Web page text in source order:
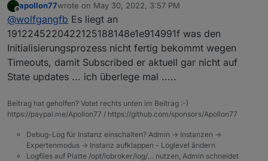
Hier der Log. Adapter gestoppt und dann wieder
gestartet. Soll ich das ganze auch mit einem
Schaltvorgang machen?
Ich kann das ganze nicht in Code Tags setzen
weil der Post dann zu groß wird.
Hier als Datei:
meros_start.txt
Offline
apollon77wrote on May 30, 2022, 3:57 PM
last edited by
@wolfgangfb Es liegt an
1912245220422125188148e1e914991f was den
Initialisierungsprozess nicht fertig bekommt wegen
Timeouts, damit Subscribed er aktuell gar nicht auf
State updates ... ich überlege mal .....
Beitrag hat geholfen? Votet rechts unten im Beitrag :-)
https://paypal.me/Apollon77 / https://github.com/sponsors/Apollon77
Debug-Log für Instanz einschalten? Admin -> Instanzen ->
Expertenmodus -> Instanz aufklappen - Loglevel ändern
Logfiles auf Platte /opt/iobroker/log/… nutzen, Admin schneidet